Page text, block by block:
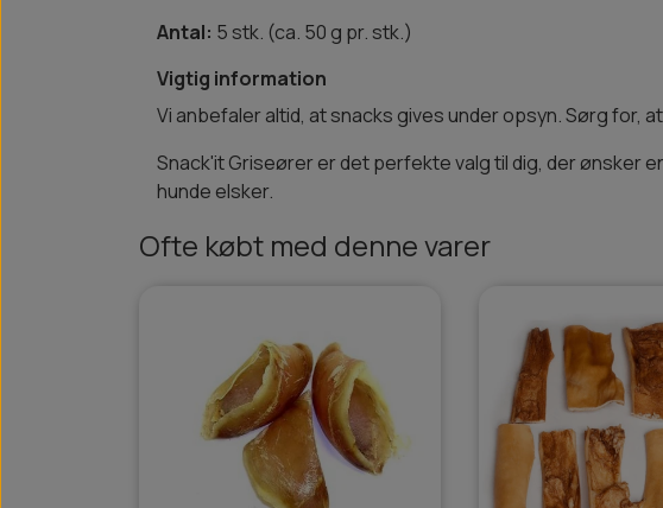
Antal: 5 stk. (ca. 50 g pr. stk.)
Vigtig information
Vi anbefaler altid, at snacks gives under opsyn. Sørg for,
Snack'it Griseører er det perfekte valg til dig, der ønsker
hunde elsker.
Ofte købt med denne varer